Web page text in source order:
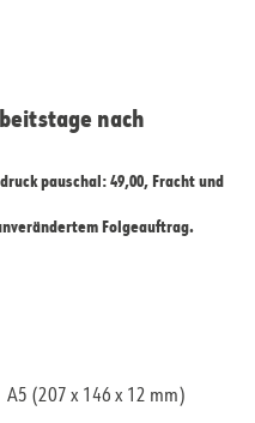
nach
pauschal: 49,00, Fracht und
Folgeauftrag.
A5 (207 x 146 x 12 mm)